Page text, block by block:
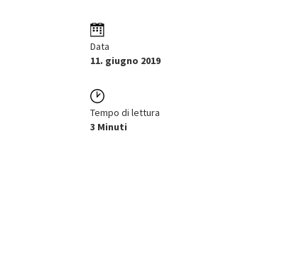
Data
11. giugno 2019
Tempo di lettura
3 Minuti